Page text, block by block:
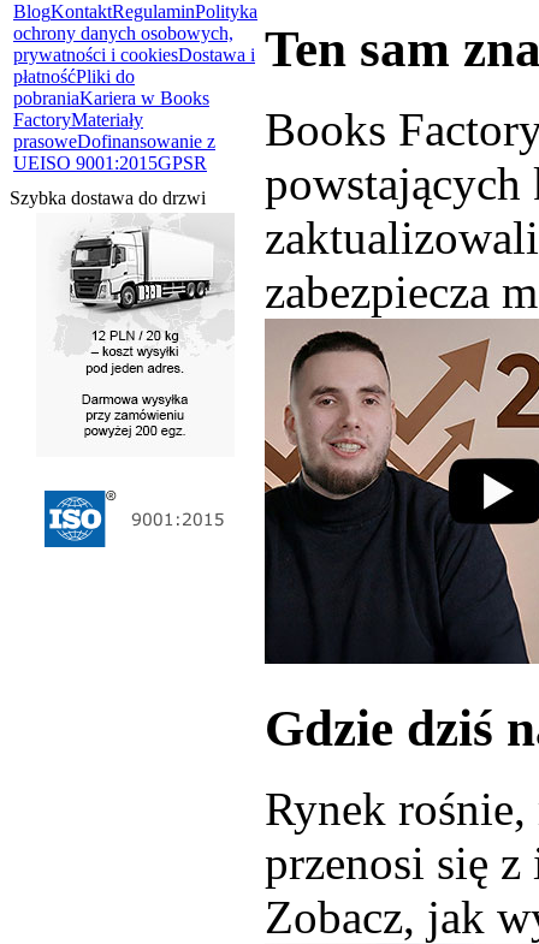
BlogKontaktRegulaminPolityka
ochrony danych osobowych,
prywatności i cookiesDostawa i
płatnośćPliki do
pobraniaKariera w Books
FactoryMateriały
prasoweDofinansowanie z
UEISO 9001:2015GPSR
Szybka dostawa do drzwi
Ten sam
Books
powstających
zabezpiecza
Gdzie dziś
Rynek
przenosi się
Zobacz, jak